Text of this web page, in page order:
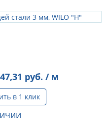
руб. / м
в 1 клик